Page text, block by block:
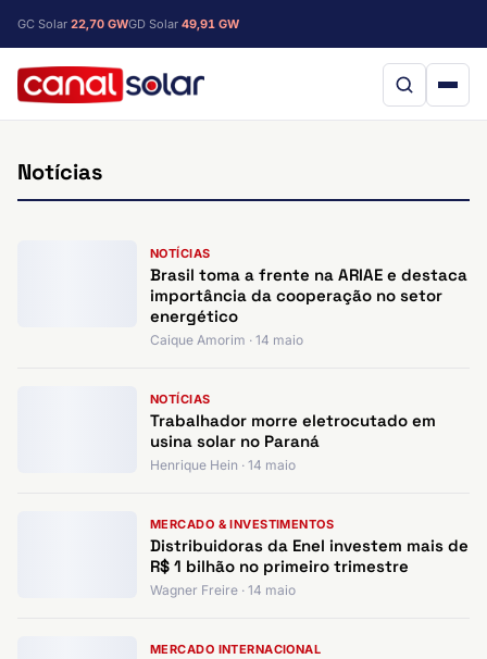
GC Solar 22,70 GWGD Solar 49,91 GW
Notícias
NOTÍCIAS
Brasil toma a frente na ARIAE e destaca
importância da cooperação no setor
energético
Caique Amorim · 14 maio
NOTÍCIAS
Trabalhador morre eletrocutado em
usina solar no Paraná
Henrique Hein · 14 maio
MERCADO & INVESTIMENTOS
Distribuidoras da Enel investem mais de
R$ 1 bilhão no primeiro trimestre
Wagner Freire · 14 maio
MERCADO INTERNACIONAL